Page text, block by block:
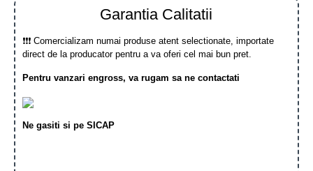
Garantia Calitatii
❗❗❗ Comercializam numai produse atent selectionate, importate
direct de la producator pentru a va oferi cel mai bun pret.
Pentru vanzari engross, va rugam sa ne contactati
Ne gasiti si pe SICAP